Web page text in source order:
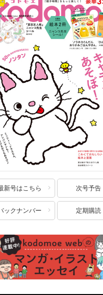
新号はこちら 次号予告
ックナンバー 定期購読